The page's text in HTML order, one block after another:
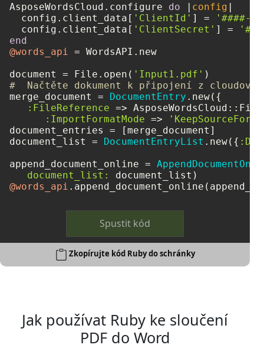
AsposeWordsCloud.configure do | config |
  config.client_data[
'ClientId' ] =
'####-
  config.client_data[
'ClientSecret' ] =
end
@words_api = WordsAPI.new
document = File.open( 'Input1.pdf'
#  Načtěte dokument k připojení z
merge_document = DocumentEntry .new({
:FileReference =>
:ImportFormatMode =>
document_entries = [merge_document]
document_list = DocumentEntryList .new({
append_document_online =
document_list:
@words_api
Spustit kód
Zkopírujte kód Ruby do schránky
Jak používat Ruby ke sloučení
PDF do Word